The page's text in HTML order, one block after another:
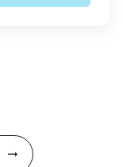
arrow_right_alt